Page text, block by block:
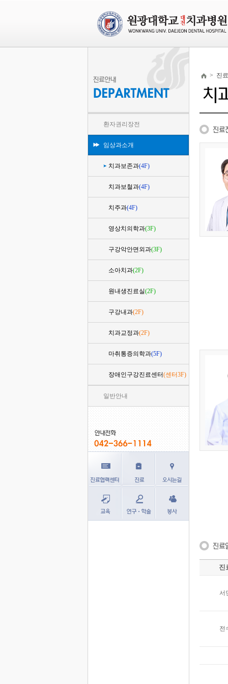
환자권리장전
임상과소개
치과보존과(4F)
치과보철과(4F)
치주과(4F)
영상치의학과(3F)
구강악안면외과(3F)
소아치과(2F)
원내생진료실(2F)
구강내과(2F)
치과교정과(2F)
마취통증의학과(5F)
장애인구강진료센터(센터3F)
일반안내
> 진
진
서
전